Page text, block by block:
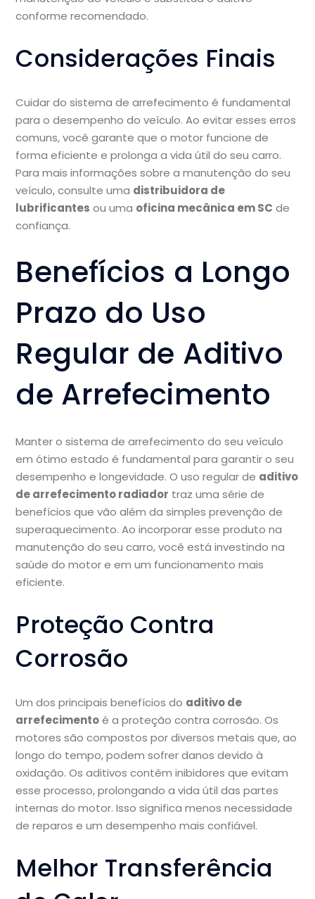
conforme recomendado.
Considerações Finais
Cuidar do sistema de arrefecimento é fundamental
para o desempenho do veículo. Ao evitar esses erros
comuns, você garante que o motor funcione de
forma eficiente e prolonga a vida útil do seu carro.
Para mais informações sobre a manutenção do seu
veículo, consulte uma distribuidora de
lubrificantes ou uma oficina mecânica em SC de
confiança.
Benefícios a Longo
Prazo do Uso
Regular de Aditivo
de Arrefecimento
Manter o sistema de arrefecimento do seu veículo
em ótimo estado é fundamental para garantir o seu
desempenho e longevidade. O uso regular de aditivo
de arrefecimento radiador traz uma série de
benefícios que vão além da simples prevenção de
superaquecimento. Ao incorporar esse produto na
manutenção do seu carro, você está investindo na
saúde do motor e em um funcionamento mais
eficiente.
Proteção Contra
Corrosão
Um dos principais benefícios do aditivo de
arrefecimentoé a proteção contra corrosão. Os
motores são compostos por diversos metais que, ao
longo do tempo, podem sofrer danos devido à
oxidação. Os aditivos contêm inibidores que evitam
esse processo, prolongando a vida útil das partes
internas do motor. Isso significa menos necessidade
de reparos e um desempenho mais confiável.
Melhor Transferência